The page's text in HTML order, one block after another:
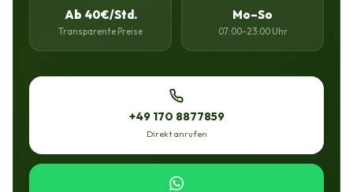
Ab 40€/Std.
Transparente Preise
Mo–So
07:00–23:00 Uhr
+49 170 8877859
Direkt anrufen